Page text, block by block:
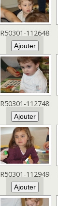
R50301-112648
R50301-112748
R50301-112949